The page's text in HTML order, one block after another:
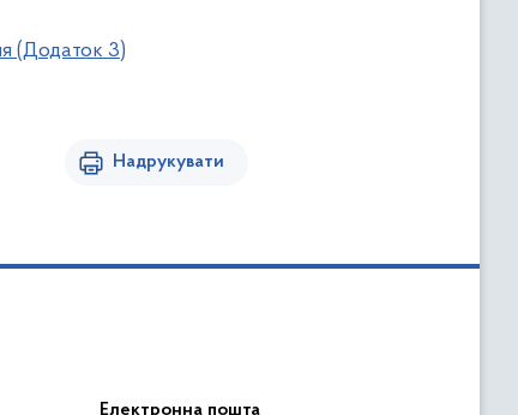
(Додаток 3)
Надрукувати
Електронна пошта